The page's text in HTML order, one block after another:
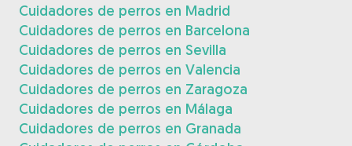
Cuidadores de perros en Madrid
Cuidadores de perros en Barcelona
Cuidadores de perros en Sevilla
Cuidadores de perros en Valencia
Cuidadores de perros en Zaragoza
Cuidadores de perros en Málaga
Cuidadores de perros en Granada